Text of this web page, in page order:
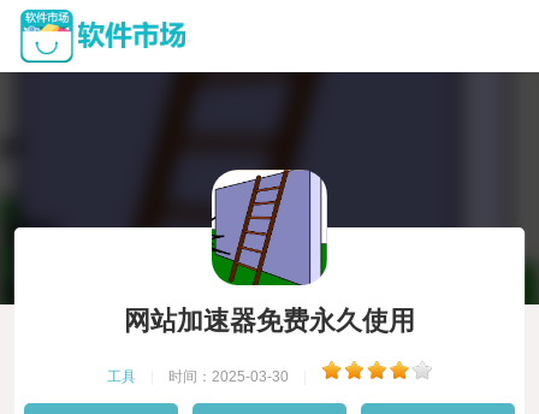
网站加速器免费永久使用
工具 时间：2025-03-30